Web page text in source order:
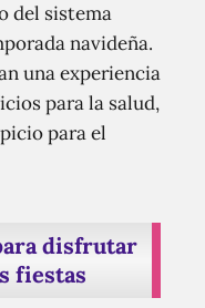
del sistema
navideña.
una experiencia
para la salud,
para el
disfrutar
fiestas